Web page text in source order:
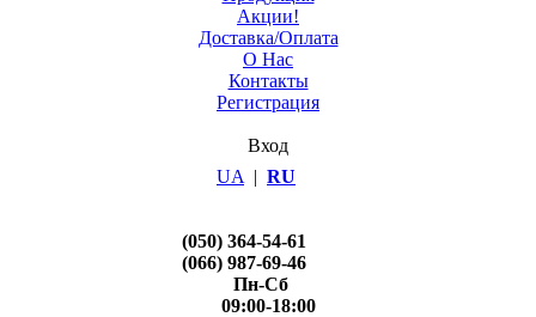
Акции!
Доставка/Оплата
О Нас
Контакты
Регистрация
Вход
UA | RU
(050) 364-54-61
(066) 987-69-46
Пн-Сб
09:00-18:00